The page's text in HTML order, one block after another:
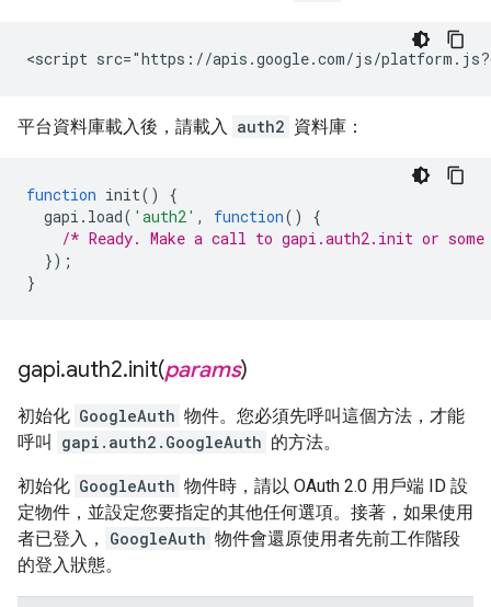
平台資料庫載入後，請載入 auth2 資料庫：
function init()
{
gapi . load( 'auth2' , function()
{
/* Ready. Make a call to gapi.auth2.init or
});
}
gapi.auth2.init(params)
初始化 GoogleAuth 物件。您必須先呼叫這個方法，才能
呼叫
gapi.auth2.GoogleAuth 的方法。
初始化 GoogleAuth 物件時，請以 OAuth 2.0 用戶端 ID 設
定物件，並設定您要指定的其他任何選項。接著，如果使用
者已登入，
GoogleAuth 物件會還原使用者先前工作階段
的登入狀態。